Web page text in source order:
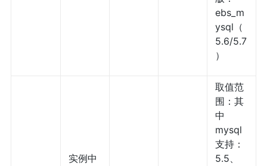
ebs_m
ysql（
5.6/5.7
）
实例中
取值范
围：其
中
mysql
支持：
5.5、